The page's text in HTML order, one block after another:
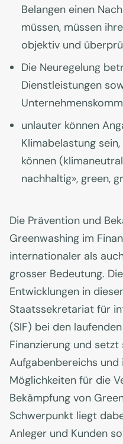
Belangen einen
müssen, müssen
objektiv und
Die Neuregelung
Dienstleistungen
unlauter können
Klimabelastung
können
nachhaltig», green,
Die Prävention und
Greenwashing im
internationaler als
grosser Bedeutung.
Entwicklungen in
Staatssekretariat für
(SIF) bei den
Finanzierung und
Aufgabenbereichs
Möglichkeiten für die
Bekämpfung von
Schwerpunkt liegt
Anleger und Kunden